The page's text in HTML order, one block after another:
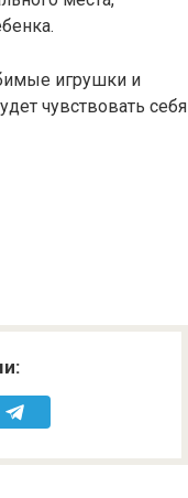
игрушки и
чувствовать себя